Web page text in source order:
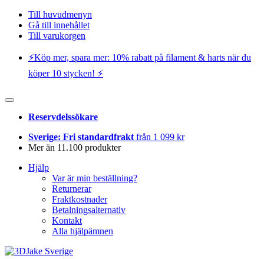
Till huvudmenyn
Gå till innehållet
Till varukorgen
⚡️Köp mer, spara mer: 10% rabatt på filament & harts när du
köper 10 stycken! ⚡️
Reservdelssökare
Sverige: Fri standardfrakt från 1 099 kr
Mer än 11.100 produkter
Hjälp
Var är min beställning?
Returnerar
Fraktkostnader
Betalningsalternativ
Kontakt
Alla hjälpämnen